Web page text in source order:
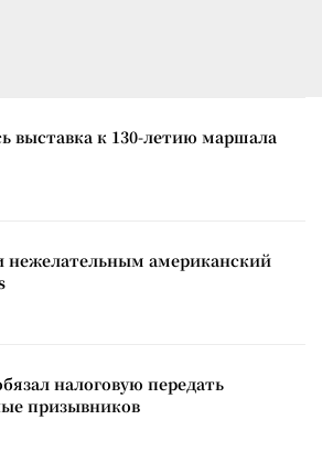
выставка к 130-летию маршала
нежелательным американский
налоговую передать
призывников